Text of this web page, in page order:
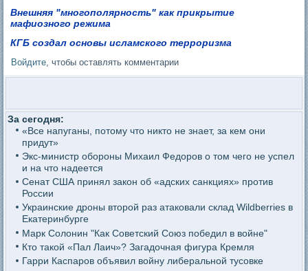
Внешняя "многополярность" как прикрытие
мафиозного режима
КГБ создал основы исламского терроризма
Войдите , чтобы оставлять комментарии
За сегодня:
«Все напуганы, потому что никто не знает, за кем они
придут»
Экс-министр обороны Михаил Федоров о том чего не успел
и на что надеется
Сенат США принял закон об «адских санкциях» против
России
Украинские дроны второй раз атаковали склад Wildberries в
Екатеринбурге
Марк Солонин "Как Советский Союз победил в войне"
Кто такой «Пал Лаич»? Загадочная фигура Кремля
Гарри Каспаров объявил войну либеральной тусовке